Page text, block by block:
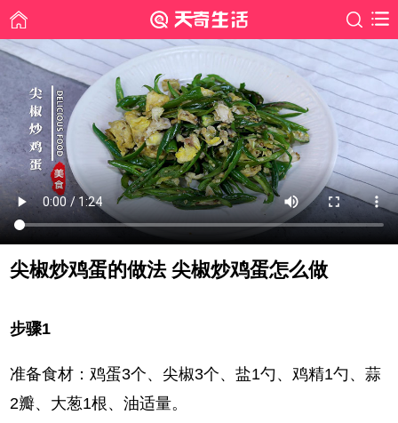
尖椒炒鸡蛋的做法 尖椒炒鸡蛋怎么做
步骤1
准备食材：鸡蛋3个、尖椒3个、盐1勺、鸡精1勺、蒜
2瓣、大葱1根、油适量。